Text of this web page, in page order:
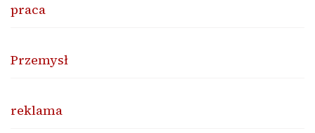
praca
Przemysł
reklama